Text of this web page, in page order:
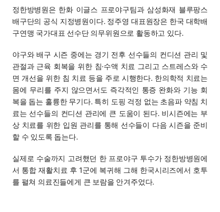
정한방병원은 한화 이글스 프로야구팀과 삼성화재 블루팡스
배구단의 공식 지정병원이다. 정주영 대표원장은 한국 대학배
구연맹 국가대표 선수단 의무위원으로 활동하고 있다.
야구와 배구 시즌 중에는 경기 전후 선수들의 컨디션 관리 및
관절과 근육 회복을 위한 침·수액 치료 그리고 스트레스와 수
면 개선을 위한 침 치료 등을 주로 시행한다. 한의학적 치료는
몸에 무리를 주지 않으면서도 즉각적인 통증 완화와 기능 회
복을 돕는 훌륭한 무기다. 특히 도핑 걱정 없는 초음파 약침 치
료는 선수들의 컨디션 관리에 큰 도움이 된다. 비시즌에는 부
상 치료를 위한 입원 관리를 통해 선수들이 다음 시즌을 준비
할 수 있도록 돕는다.
실제로 수술까지 고려했던 한 프로야구 투수가 정한방병원에
서 통합 재활치료 후 1군에 복귀해 그해 한국시리즈에서 호투
를 펼쳐 의료진들에게 큰 보람을 안겨주었다.